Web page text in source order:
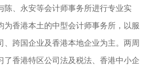
陈、永安等会计师事务所进行专业实
为香港本土的中型会计师事务所，以服
、跨国企业及香港本地企业为主。两周
了香港特区公司法及税法、香港中小企